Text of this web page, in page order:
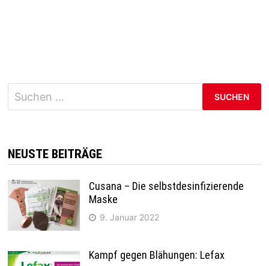
Suchen
nach:
NEUSTE BEITRÄGE
Cusana – Die selbstdesinfizierende
Maske
9. Januar 2022
Kampf gegen Blähungen: Lefax